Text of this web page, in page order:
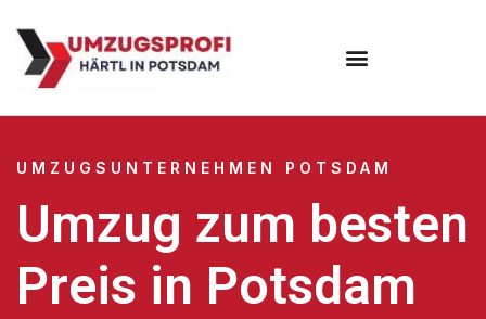
UMZUGSUNTERNEHMEN POTSDAM
Umzug zum besten
Preis in Potsdam